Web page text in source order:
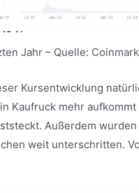
Jahr – Quelle:
Kursentwicklung
Kaufruck mehr
Außerdem
weit unterschritten.